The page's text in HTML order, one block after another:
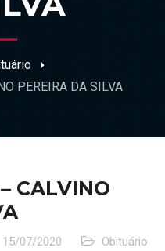
PEREIRA DA SILVA
CALVINO
15/07/2020 Obituário